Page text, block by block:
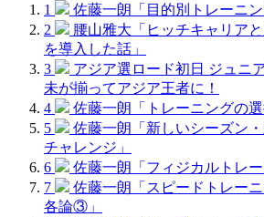
1
佐藤一朗「目的別トレーニ
2
腰山雅大「ヒッチキャリア
を導入した話」
3
アジア選ロード初日 ジュニ
未が揃ってアジア王者に！
4
佐藤一朗「トレーニングの選
5
佐藤一朗「新しいシーズン
チャレンジ」
6
佐藤一朗「フィジカルトレー
7
佐藤一朗「スピードトレー
各論③」